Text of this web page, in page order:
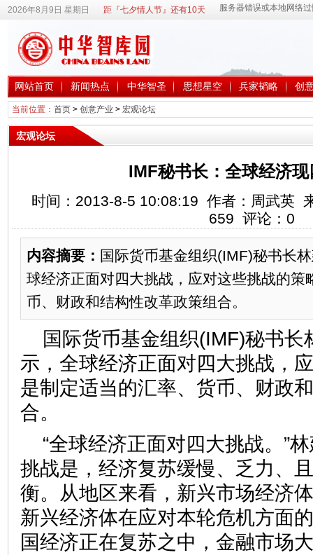
2026年8月9日 星期日 距『七夕情人节』还有10天
网站首页 新闻热点 中华智圣 思想星空 兵家韬略 创
当前位置： 首页> 创意产业 > 宏观论坛
宏观论坛
IMF秘书长：全球经济
时间：2013-8-5 10:08:19 作者：周武英
659 评论： 0
内容摘要： 国际货币基金组织(IMF)秘书长
球经济正面对四大挑战，应对这些挑战的策
币、财政和结构性改革政策组合。
国际货币基金组织(IMF)秘书
示，全球经济正面对四大挑战，
是制定适当的汇率、货币、财政
合。
“全球经济正面对四大挑战。”
挑战是，经济复苏缓慢、乏力、
衡。从地区来看，新兴市场经济
新兴经济体在应对本轮危机方面
国经济正在复苏之中，金融市场